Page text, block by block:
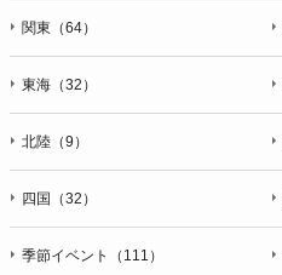
関東（64）
東海（32）
北陸（9）
四国（32）
季節イベント（111）